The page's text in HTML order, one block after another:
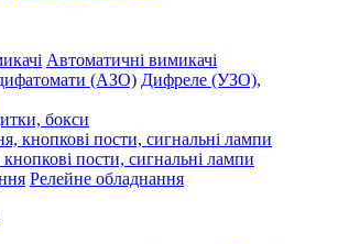
Автоматичні вимикачі
Дифреле (УЗО),
бокси
пости, сигнальні лампи
Релейне обладнання